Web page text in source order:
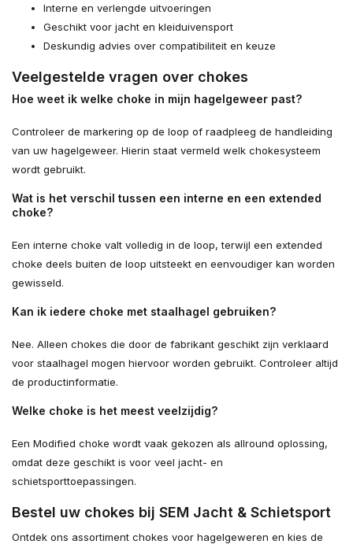
Interne en verlengde uitvoeringen
Geschikt voor jacht en kleiduivensport
Deskundig advies over compatibiliteit en keuze
Veelgestelde vragen over chokes
Hoe weet ik welke choke in mijn hagelgeweer past?
Controleer de markering op de loop of raadpleeg de handleiding
van uw hagelgeweer. Hierin staat vermeld welk chokesysteem
wordt gebruikt.
Wat is het verschil tussen een interne en een extended
choke?
Een interne choke valt volledig in de loop, terwijl een extended
choke deels buiten de loop uitsteekt en eenvoudiger kan worden
gewisseld.
Kan ik iedere choke met staalhagel gebruiken?
Nee. Alleen chokes die door de fabrikant geschikt zijn verklaard
voor staalhagel mogen hiervoor worden gebruikt. Controleer altijd
de productinformatie.
Welke choke is het meest veelzijdig?
Een Modified choke wordt vaak gekozen als allround oplossing,
omdat deze geschikt is voor veel jacht- en
schietsporttoepassingen.
Bestel uw chokes bij SEM Jacht & Schietsport
Ontdek ons assortiment chokes voor hagelgeweren en kies de